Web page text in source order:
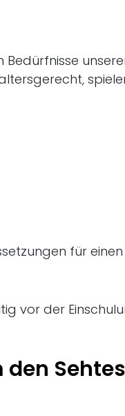
Bedürfnisse
für einen
vor der
den